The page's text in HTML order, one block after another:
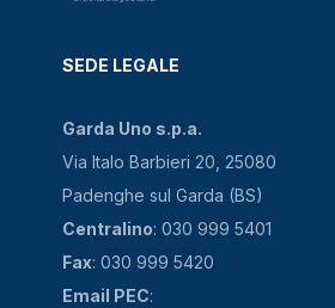
SEDE LEGALE
Garda Uno s.p.a.
Via Italo Barbieri 20, 25080
Padenghe sul Garda (BS)
Centralino: 030 999 5401
Fax: 030 999 5420
Email PEC: